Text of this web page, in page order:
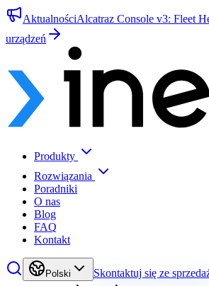
AktualnościAlcatraz Console v3: Fleet
urządzeń
Produkty
Rozwiązania
Poradniki
O nas
Blog
FAQ
Kontakt
Polski
Skontaktuj się ze